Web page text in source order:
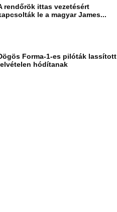
rendőrök ittas vezetésért
le a magyar James...
Forma-1-es pilóták lassított
hódítanak